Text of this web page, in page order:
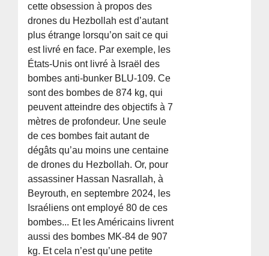
cette obsession à propos des
drones du Hezbollah est d’autant
plus étrange lorsqu’on sait ce qui
est livré en face. Par exemple, les
États-Unis ont livré à Israël des
bombes anti-bunker BLU-109. Ce
sont des bombes de 874 kg, qui
peuvent atteindre des objectifs à 7
mètres de profondeur. Une seule
de ces bombes fait autant de
dégâts qu’au moins une centaine
de drones du Hezbollah. Or, pour
assassiner Hassan Nasrallah, à
Beyrouth, en septembre 2024, les
Israéliens ont employé 80 de ces
bombes... Et les Américains livrent
aussi des bombes MK-84 de 907
kg. Et cela n’est qu’une petite